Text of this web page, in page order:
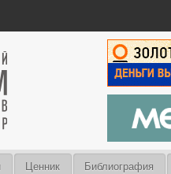
Ценник Библиография